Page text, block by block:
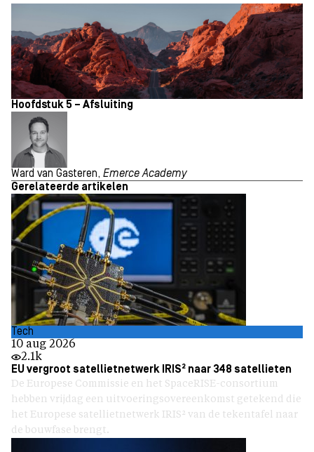
Hoofdstuk 5 – Afsluiting
Ward van Gasteren, Emerce Academy
Gerelateerde artikelen
Tech
10 aug 2026
2.1k
EU vergroot satellietnetwerk IRIS² naar 348 satellieten
De Europese Commissie en het SpaceRISE-consortium
hebben vrijdag een uitvoeringsovereenkomst getekend die
het Europese satellietnetwerk IRIS² van de tekentafel naar
de bouwfase brengt.